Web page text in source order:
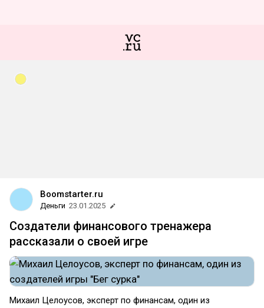
Boomstarter.ru
Деньги 23.01.2025
Создатели финансового тренажера
рассказали о своей игре
Михаил Целоусов, эксперт по финансам, один из